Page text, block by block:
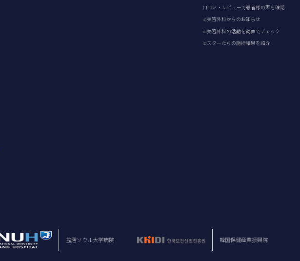
口コミ・レビューで患者様の声を確認
id美容外科からのお知らせ
id美容外科の活動を動画でチェック
idスターたちの施術結果を紹介
盆唐ソウル大学病院 韓国保健産業振興院